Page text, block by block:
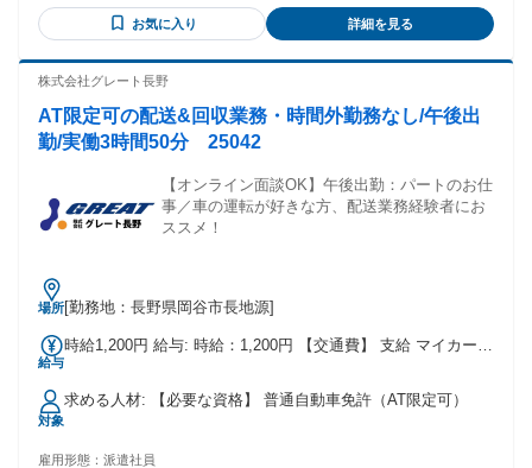
社会保険完備 #U・Iターン歓迎 #昇給あり #40代も応募可 #髪
型・髪色自由 #服装自由 #交通費支給 #60代も応募可 #扶養内
迎 #即日勤務OK #50代も応募可 #バイク通勤OK #平日のみOK
整 #月1シフト提出
お気に入り 詳細を見る
株式会社グレート長野
AT限定可の配送&回収業務・時間外勤務なし/午後出
勤/実働3時間50分 25042
【オンライン面談OK】午後出勤：パートのお仕
事／車の運転が好きな方、配送業務経験者にお
ススメ！
場所[勤務地：長野県岡谷市長地源]
給与
時給1,200円 給与: 時給：1,200円 【交通費】 支給 マイカー通
対象
求める人材: 【必要な資格】 普通自動車免許（AT限定可）
雇用形態： 派遣社員